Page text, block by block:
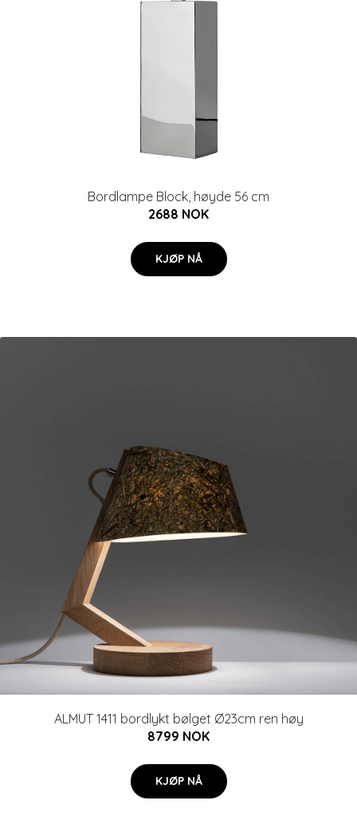
Bordlampe Block, høyde 56 cm
2688 NOK
KJØP NÅ
ALMUT 1411 bordlykt bølget Ø23cm ren høy
8799 NOK
KJØP NÅ